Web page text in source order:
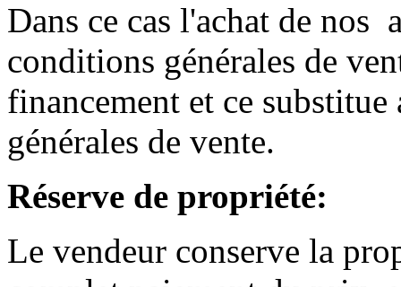
Dans ce cas l'achat de nos
conditions générales de
financement et ce
générales de vente.
Réserve de propriété:
Le vendeur conserve la